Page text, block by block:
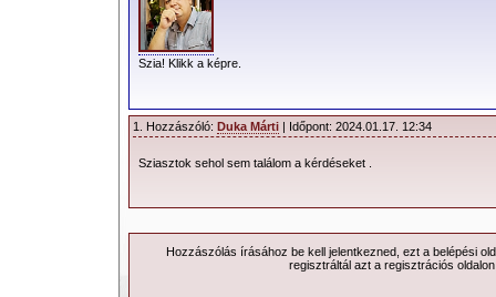
Szia! Klikk a képre.
1. Hozzászóló: Duka Márti | Időpont: 2024.01.17. 12:34
Sziasztok sehol sem találom a kérdéseket .
Hozzászólás írásához be kell jelentkezned, ezt a belépési
regisztráltál azt a regisztrációs